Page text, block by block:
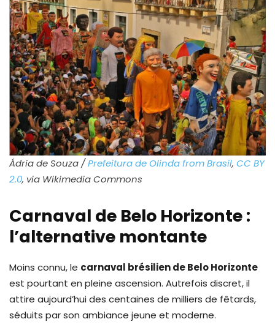
Ádria de Souza /Prefeitura de Olinda from Brasil, CC BY
2.0, via Wikimedia Commons
Carnaval de Belo Horizonte :
l’alternative montante
Moins connu, le carnaval brésilien de Belo Horizonte
est pourtant en pleine ascension. Autrefois discret, il
attire aujourd’hui des centaines de milliers de fêtards,
séduits par son ambiance jeune et moderne.